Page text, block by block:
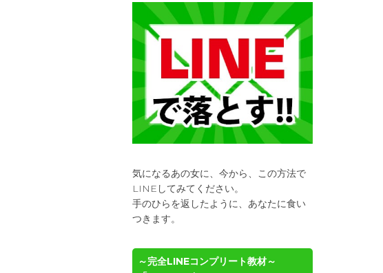
気になるあの女に、今から、この方法で
LINEしてみてください。
手のひらを返したように、あなたに食い
つきます。
～完全LINEコンプリート教材～